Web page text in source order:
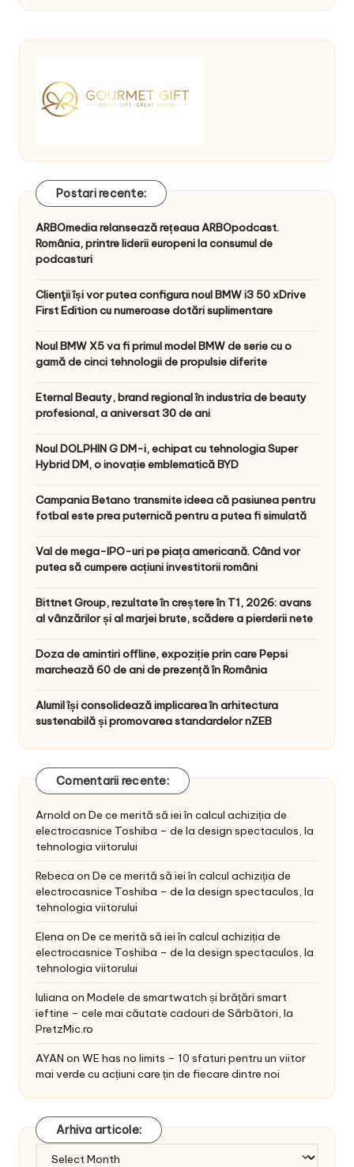
Postari recente:
ARBOmedia relansează rețeaua ARBOpodcast.
România, printre liderii europeni la consumul de
podcasturi
Clienţii își vor putea configura noul BMW i3 50 xDrive
First Edition cu numeroase dotări suplimentare
Noul BMW X5 va fi primul model BMW de serie cu o
gamă de cinci tehnologii de propulsie diferite
Eternal Beauty, brand regional în industria de beauty
profesional, a aniversat 30 de ani
Noul DOLPHIN G DM-i, echipat cu tehnologia Super
Hybrid DM, o inovație emblematică BYD
Campania Betano transmite ideea că pasiunea pentru
fotbal este prea puternică pentru a putea fi simulată
Val de mega-IPO-uri pe piața americană. Când vor
putea să cumpere acțiuni investitorii români
Bittnet Group, rezultate în creștere în T1, 2026: avans
al vânzărilor și al marjei brute, scădere a pierderii nete
Doza de amintiri offline, expoziție prin care Pepsi
marchează 60 de ani de prezență în România
Alumil își consolidează implicarea în arhitectura
sustenabilă și promovarea standardelor nZEB
Comentarii recente:
Arnold on De ce merită să iei în calcul achiziția de
electrocasnice Toshiba – de la design spectaculos, la
tehnologia viitorului
Rebeca on De ce merită să iei în calcul achiziția de
electrocasnice Toshiba – de la design spectaculos, la
tehnologia viitorului
Elena on De ce merită să iei în calcul achiziția de
electrocasnice Toshiba – de la design spectaculos, la
tehnologia viitorului
Iuliana on Modele de smartwatch și brățări smart
ieftine – cele mai căutate cadouri de Sărbători, la
PretzMic.ro
AYAN on WE has no limits – 10 sfaturi pentru un viitor
mai verde cu acțiuni care țin de fiecare dintre noi
Arhiva articole: